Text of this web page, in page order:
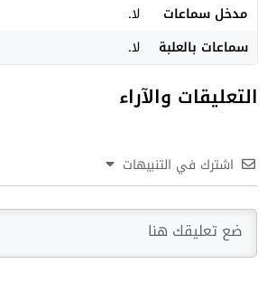
مدخل سماعات
لا.
سماعات بالعلبة
لا.
التعليقات والآراء
اشترك في التنبيهات